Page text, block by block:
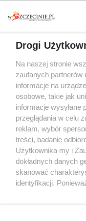
Spacery i
targi
Wernisaże
Więcej
Partnerzy
Praca Szczecin
Drogi
Na naszej stronie
zaufanych
informacje na
osobowe, takie jak
informacje wysyłane
przeglądania w celu
reklam, wybór
treści, badanie
Użytkownika my i
dokładnych danych
skanować
identyfikacji.